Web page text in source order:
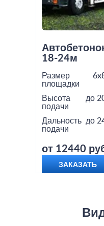
18-24м
Размер
площадки
Высота
подачи
до
Дальность
подачи
до
от 12440
ЗАКАЗАТЬ